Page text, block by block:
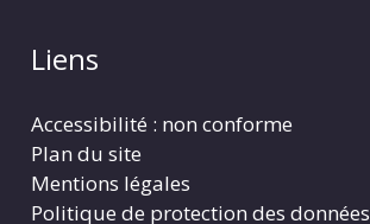
Liens
Accessibilité : non conforme
Plan du site
Mentions légales
Politique de protection des données